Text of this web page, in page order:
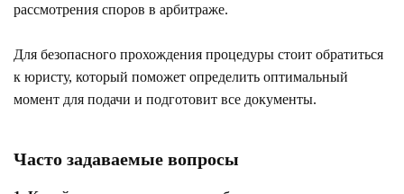
рассмотрения споров в арбитраже.
Для безопасного прохождения процедуры стоит обратиться
к юристу, который поможет определить оптимальный
момент для подачи и подготовит все документы.
Часто задаваемые вопросы